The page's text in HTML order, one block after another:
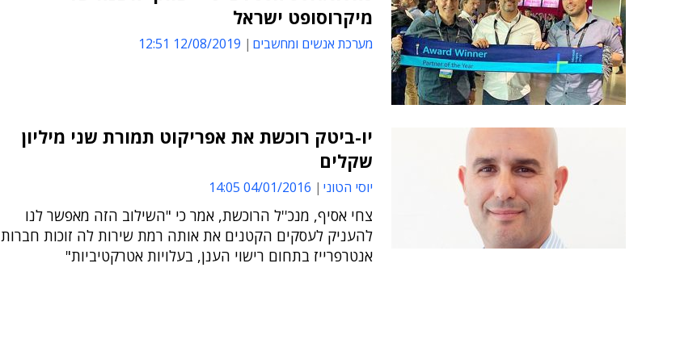
מיקרוסופט ישראל
מערכת אנשים ומחשבים 12/08/2019 12:51
יו-ביטק רוכשת את אפריקוט תמורת שני מיליון
שקלים
יוסי הטוני 04/01/2016 14:05
צחי אסיף, מנכ''ל הרוכשת, אמר כי "השילוב הזה מאפשר לנו
להעניק לעסקים הקטנים את אותה רמת שירות לה זוכות חברות
אנטרפרייז בתחום רישוי הענן, בעלויות אטרקטיביות"